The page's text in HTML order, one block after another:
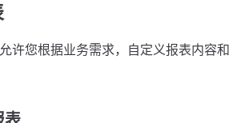
许您根据业务需求，自定义报表内容和